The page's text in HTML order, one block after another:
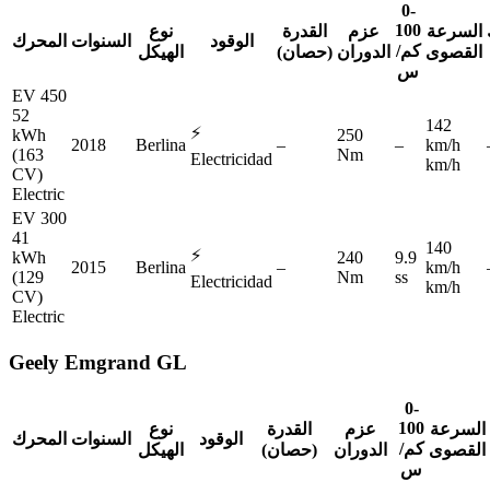
المحرك السنوات
نوع
الهيكل
الوقود
القدرة
(حصان)
عزم
الدوران
0-
100
كم/
س
السرعة
القصوى
EV 450
52
kWh
(163
CV)
Electric
2018 Berlina
⚡
Electricidad
–
250
Nm
–
142
km/h
km/h
EV 300
41
kWh
(129
CV)
Electric
2015 Berlina
⚡
Electricidad
–
240
Nm
9.9
ss
140
km/h
km/h
Geely Emgrand GL
المحرك السنوات
نوع
الهيكل
الوقود
القدرة
(حصان)
عزم
الدوران
0-
100
كم/
س
السرعة
القصوى